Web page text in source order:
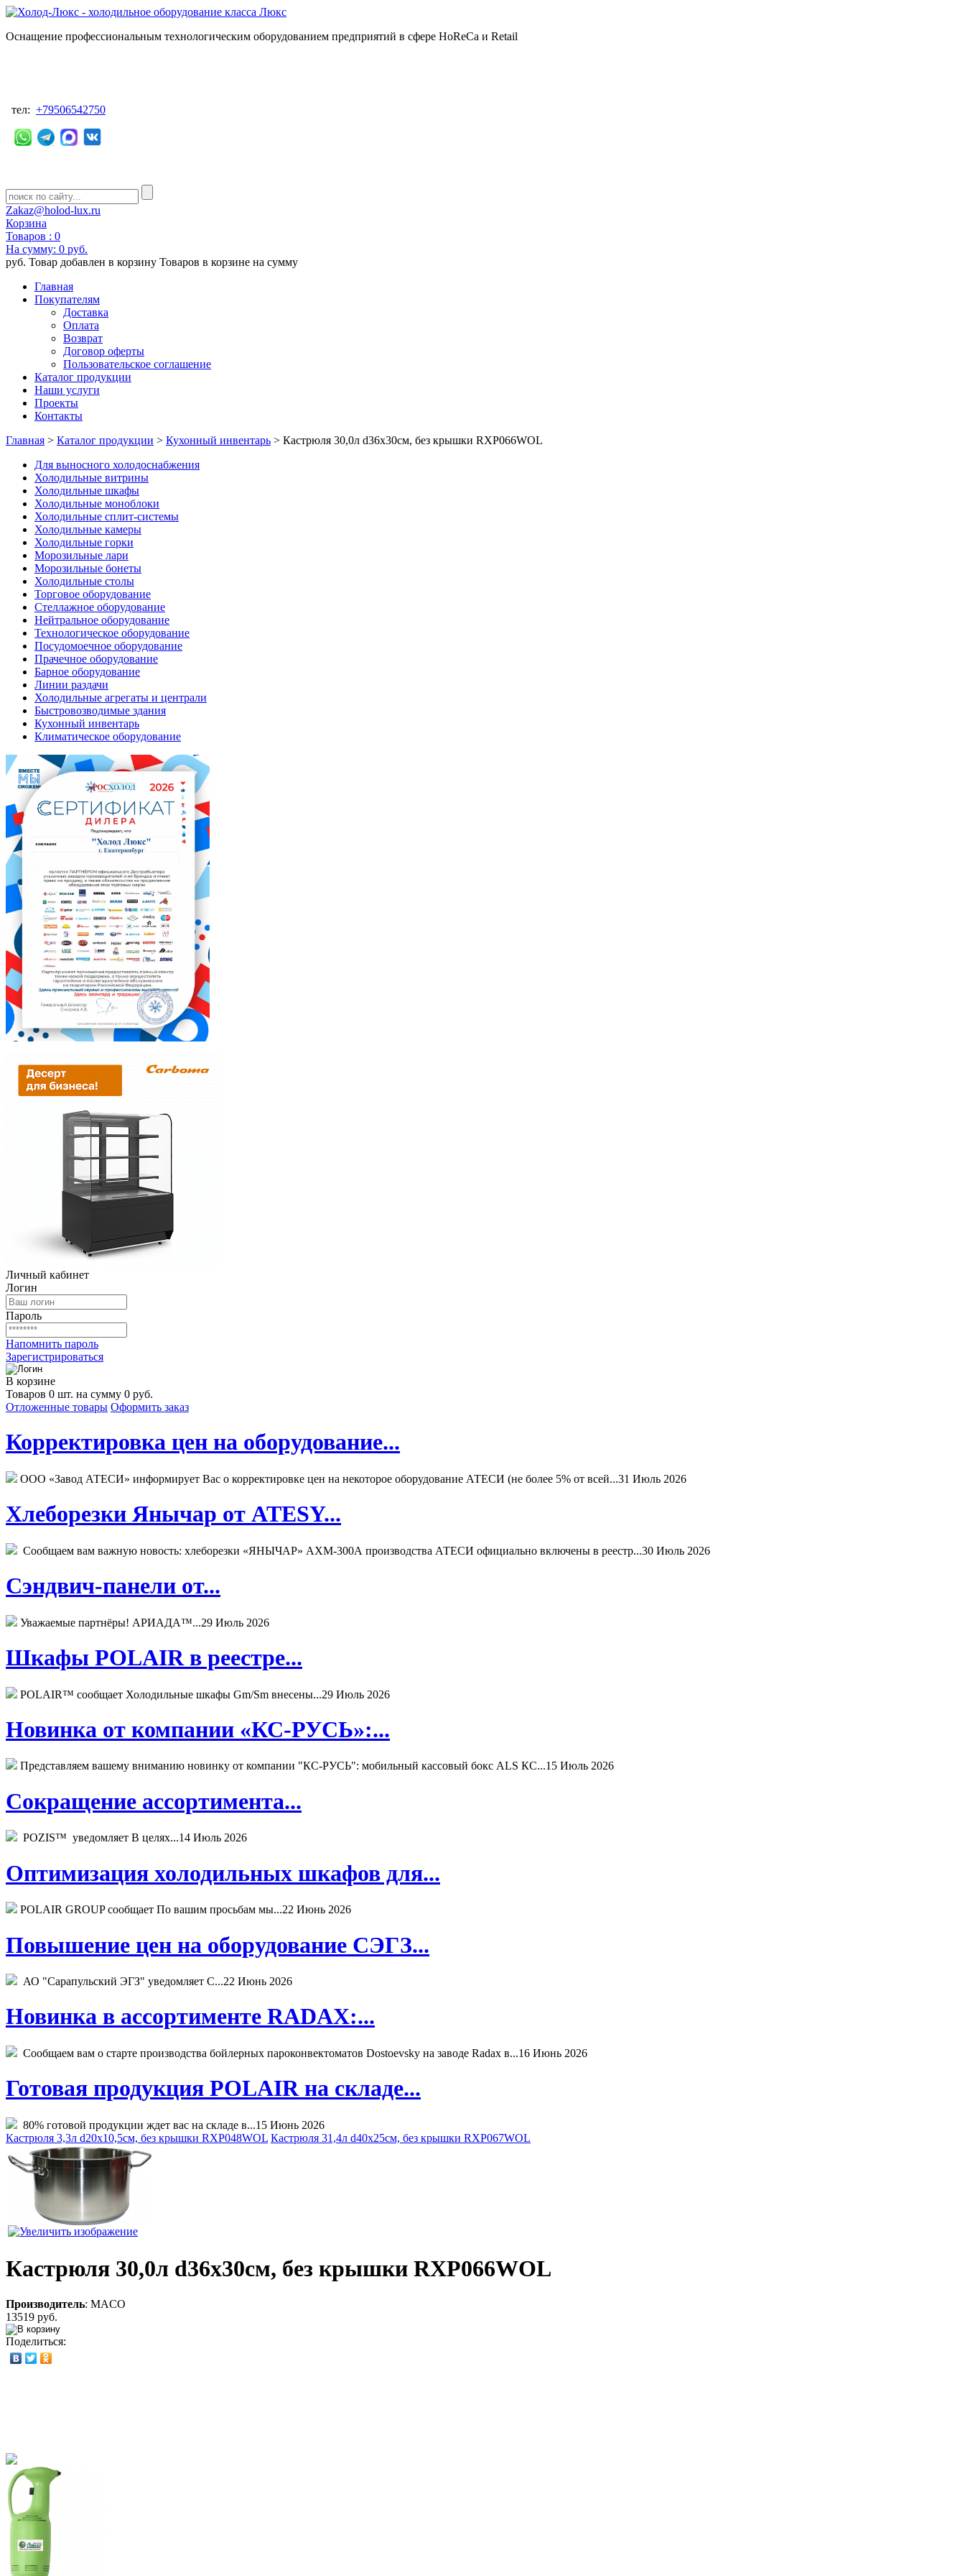
Оснащение профессиональным технологическим оборудованием предприятий в сфере HoReCa и Retail
тел: +79506542750
Zakaz@holod-lux.ru
Корзина
Товаров : 0
На сумму: 0 руб.
руб. Товар добавлен в корзину Товаров в корзине на сумму
Главная
Покупателям
Доставка
Оплата
Возврат
Договор оферты
Пользовательское соглашение
Каталог продукции
Наши услуги
Проекты
Контакты
Главная > Каталог продукции > Кухонный инвентарь > Кастрюля 30,0л d36х30см, без крышки RXP066WOL
Для выносного холодоснабжения
Холодильные витрины
Холодильные шкафы
Холодильные моноблоки
Холодильные сплит-системы
Холодильные камеры
Холодильные горки
Морозильные лари
Морозильные бонеты
Холодильные столы
Торговое оборудование
Стеллажное оборудование
Нейтральное оборудование
Технологическое оборудование
Посудомоечное оборудование
Прачечное оборудование
Барное оборудование
Линии раздачи
Холодильные агрегаты и централи
Быстровозводимые здания
Кухонный инвентарь
Климатическое оборудование
Личный кабинет
Логин
Пароль
Напомнить пароль
Зарегистрироваться
В корзине
Товаров 0 шт. на сумму 0 руб.
Отложенные товары Оформить заказ
Корректировка цен на оборудование...
ООО «Завод АТЕСИ» информирует Вас о корректировке цен на некоторое оборудование АТЕСИ (не более 5% от всей...31 Июль 2026
Хлеборезки Янычар от ATESY...
Сообщаем вам важную новость: хлеборезки «ЯНЫЧАР» АХМ-300А производства АТЕСИ официально включены в реестр...30 Июль 2026
Сэндвич-панели от...
Уважаемые партнёры! АРИАДА™...29 Июль 2026
Шкафы POLAIR в реестре...
POLAIR™ сообщает Холодильные шкафы Gm/Sm внесены...29 Июль 2026
Новинка от компании «КС-РУСЬ»:...
Представляем вашему вниманию новинку от компании "КС-РУСЬ": мобильный кассовый бокс ALS КС...15 Июль 2026
Сокращение ассортимента...
POZIS™ уведомляет В целях...14 Июль 2026
Оптимизация холодильных шкафов для...
POLAIR GROUP сообщает По вашим просьбам мы...22 Июнь 2026
Повышение цен на оборудование СЭГЗ...
АО "Сарапульский ЭГЗ" уведомляет С...22 Июнь 2026
Новинка в ассортименте RADAX:...
Сообщаем вам о старте производства бойлерных пароконвектоматов Dostoevsky на заводе Radax в...16 Июнь 2026
Готовая продукция POLAIR на складе...
80% готовой продукции ждет вас на складе в...15 Июнь 2026
Кастрюля 3,3л d20х10,5см, без крышки RXP048WOL Кастрюля 31,4л d40х25см, без крышки RXP067WOL
Кастрюля 30,0л d36х30см, без крышки RXP066WOL
Производитель: MACO
13519 руб.
Поделиться: